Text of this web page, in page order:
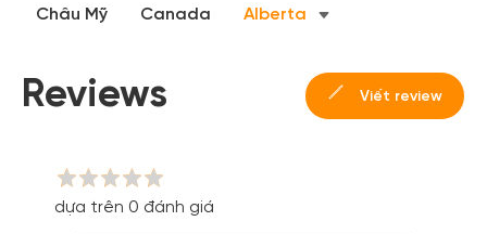
Châu Mỹ Canada Alberta
Reviews Viết review
dựa trên 0 đánh giá